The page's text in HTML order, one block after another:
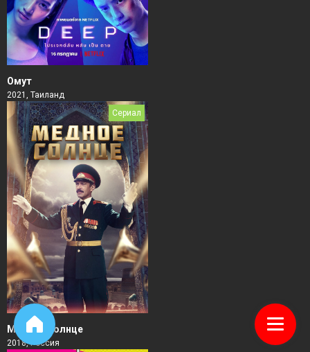
Омут
2021, Таиланд
Сериал
Медное солнце
2018, Россия